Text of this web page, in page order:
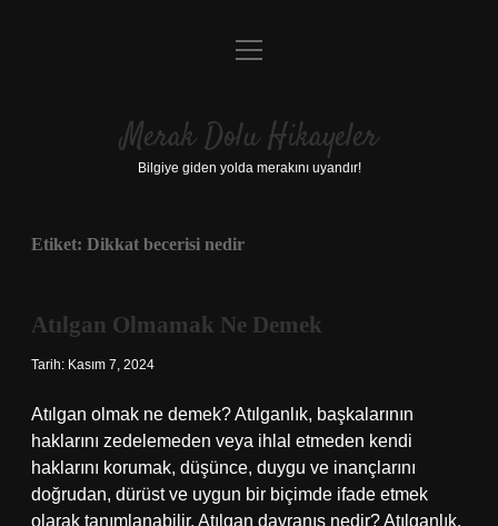
Anasayfa
Yasal Uyarı
menüyü
Merak Dolu Hikayeler
Bilgiye giden yolda merakını uyandır!
Etiket: Dikkat becerisi nedir
Atılgan Olmamak Ne Demek
Tarih: Kasım 7, 2024
Atılgan olmak ne demek? Atılganlık, başkalarının
haklarını zedelemeden veya ihlal etmeden kendi
haklarını korumak, düşünce, duygu ve inançlarını
doğrudan, dürüst ve uygun bir biçimde ifade etmek
olarak tanımlanabilir. Atılgan davranış nedir? Atılganlık,